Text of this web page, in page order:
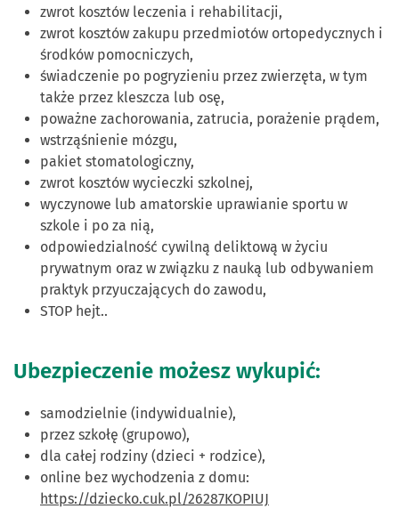
zwrot kosztów leczenia i rehabilitacji,
zwrot kosztów zakupu przedmiotów ortopedycznych i
środków pomocniczych,
świadczenie po pogryzieniu przez zwierzęta, w tym
także przez kleszcza lub osę,
poważne zachorowania, zatrucia, porażenie prądem,
wstrząśnienie mózgu,
pakiet stomatologiczny,
zwrot kosztów wycieczki szkolnej,
wyczynowe lub amatorskie uprawianie sportu w
szkole i po za nią,
odpowiedzialność cywilną deliktową w życiu
prywatnym oraz w związku z nauką lub odbywaniem
praktyk przyuczających do zawodu,
STOP hejt..
Ubezpieczenie możesz wykupić:
samodzielnie (indywidualnie),
przez szkołę (grupowo),
dla całej rodziny (dzieci + rodzice),
online bez wychodzenia z domu:
https://dziecko.cuk.pl/26287KOPIUJ